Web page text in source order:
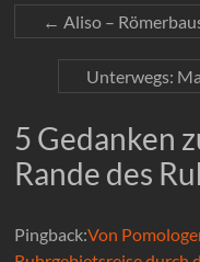
← Aliso –
Unterwegs:
5 Gedanken
Rande des
Pingback:Von